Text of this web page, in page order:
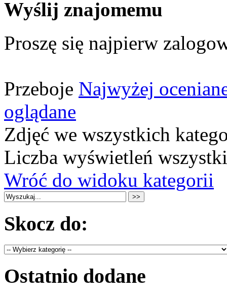
Wyślij znajomemu
Proszę się najpierw
Przeboje Najwyżej
oglądane
Zdjęć we wszystkich
Liczba wyświetleń
Wróć do widoku kategorii
Skocz do:
Ostatnio dodane